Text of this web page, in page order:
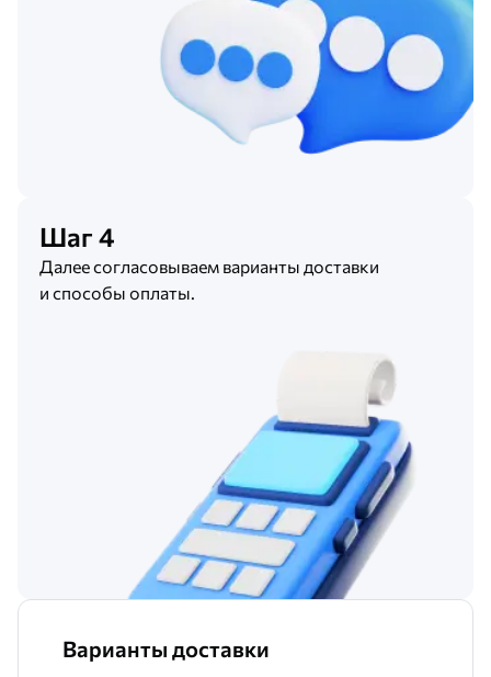
Шаг 4
Далее согласовываем варианты доставки
и способы оплаты.
Варианты доставки